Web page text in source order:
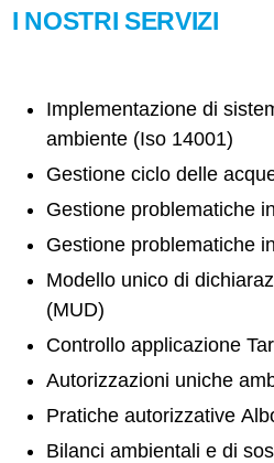
I NOSTRI SERVIZI
Implementazione di
ambiente (Iso 14001)
Gestione ciclo delle
Gestione problematiche
Gestione problematiche
Modello unico di
(MUD)
Controllo applicazione
Autorizzazioni uniche
Pratiche autorizzative
Bilanci ambientali e di